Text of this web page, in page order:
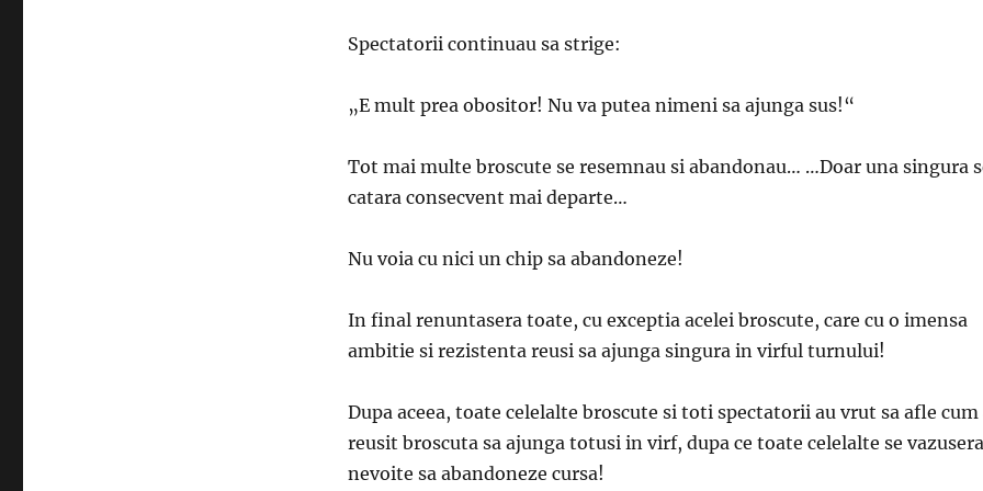
Spectatorii continuau sa strige:
„E mult prea obositor! Nu va putea nimeni sa ajunga sus!“
Tot mai multe broscute se resemnau si abandonau… …Doar una singura
catara consecvent mai departe…
Nu voia cu nici un chip sa abandoneze!
In final renuntasera toate, cu exceptia acelei broscute, care cu o imensa
ambitie si rezistenta reusi sa ajunga singura in virful turnului!
Dupa aceea, toate celelalte broscute si toti spectatorii au vrut sa afle cum
reusit broscuta sa ajunga totusi in virf, dupa ce toate celelalte se vazusera
nevoite sa abandoneze cursa!